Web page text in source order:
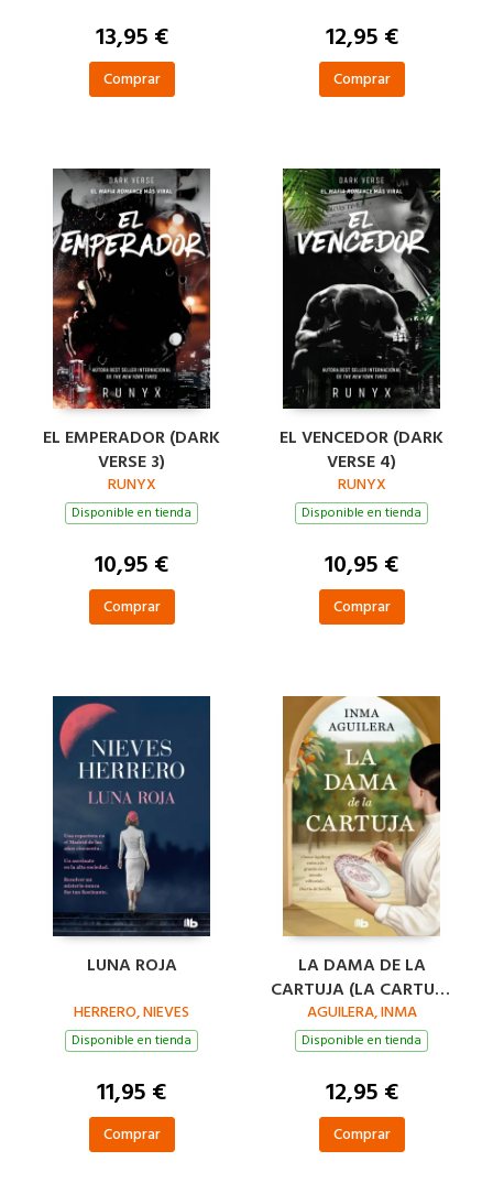
13,95 €
Comprar
12,95 €
Comprar
EL EMPERADOR (DARK
VERSE 3)
RUNYX
Disponible en tienda
10,95 €
Comprar
EL VENCEDOR (DARK
VERSE 4)
RUNYX
Disponible en tienda
10,95 €
Comprar
LUNA ROJA
HERRERO, NIEVES
Disponible en tienda
11,95 €
Comprar
LA DAMA DE LA
CARTUJA (LA CARTUJA
1)
AGUILERA, INMA
Disponible en tienda
12,95 €
Comprar